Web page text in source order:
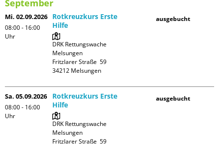
September
Mi. 02.09.2026
08:00 - 16:00
Uhr
Rotkreuzkurs Erste
Hilfe
DRK Rettungswache
Melsungen
Fritzlarer Straße  59
ausgebucht
Sa. 05.09.2026
08:00 - 16:00
Uhr
Rotkreuzkurs Erste
Hilfe
DRK Rettungswache
Melsungen
Fritzlarer Straße  59
ausgebucht